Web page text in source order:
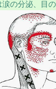
涙の分泌、目